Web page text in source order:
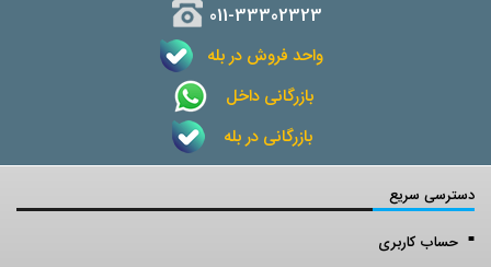
011-33302323
واحد فروش در بله
بازرگانی داخل
بازرگانی در بله
دسترسی سریع
حساب کاربری